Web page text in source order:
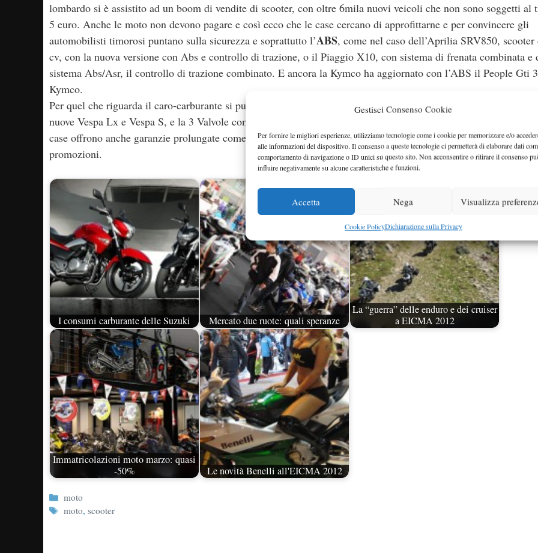
Gestisci Consenso Cookie
Per fornire le migliori esperienze, utilizziamo tecnologie come i cookie per memorizzare e/o
alle informazioni del dispositivo. Il consenso a queste tecnologie ci permetterà di elaborare dati
comportamento di navigazione o ID unici su questo sito. Non acconsentire o ritirare il consenso
influire negativamente su alcune caratteristiche e funzioni.
Accetta Nega Visualizza
Cookie PolicyDichiarazione sulla Privacy
lombardo si è assistito ad un boom di vendite di scooter, con oltre 6mila nuovi veicoli che non sono soggetti al
5 euro. Anche le moto non devono pagare e così ecco che le case cercano di approfittarne e per convincere gli
automobilisti timorosi puntano sulla sicurezza e soprattutto l’ABS, come nel caso dell’Aprilia SRV850, scooter
cv, con la nuova versione con Abs e controllo di trazione, o il Piaggio X10, con sistema di frenata combinata e
sistema Abs/Asr, il controllo di trazione combinato. E ancora la Kymco ha aggiornato con l’ABS il People Gti
Kymco.
Per quel che riguarda il caro-carburante si punta sugli scooter di cilindrata inferiore ai 350 cc. E la Piaggio
nuove Vespa Lx e Vespa S, e la 3 Valvole con nuovi motori più potenti ma con i consumi ridotti. Ma tra le
case offrono anche garanzie prolungate come in Suzuki, tagliando compreso nel prezzo come in Bmw e altre
promozioni.
I consumi carburante delle Suzuki Mercato due ruote: quali speranze
La “guerra” delle enduro e dei cruiser
a EICMA 2012
Immatricolazioni moto marzo: quasi
-50%
Le novità Benelli all'EICMA 2012
Categorie
moto
Tag
moto,scooter